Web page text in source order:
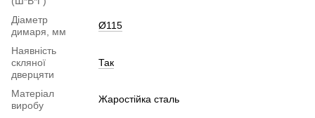
Діаметр
димаря, мм
Ø115
Наявність
скляної
дверцяти
Так
Матеріал
виробу
Жаростійка сталь